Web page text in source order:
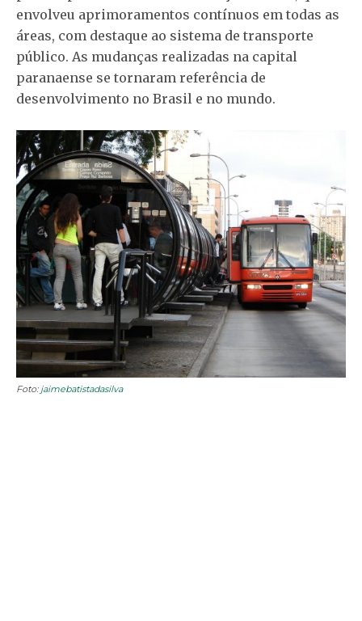
envolveu aprimoramentos contínuos em todas as
áreas, com destaque ao sistema de transporte
público. As mudanças realizadas na capital
paranaense se tornaram referência de
desenvolvimento no Brasil e no mundo.
Foto: jaimebatistadasilva